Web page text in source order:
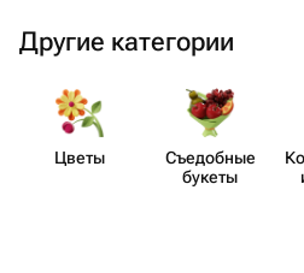
Другие категории
Цветы
Съедобные
букеты